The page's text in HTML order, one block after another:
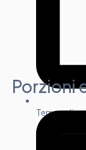
Tempo di
Porzioni